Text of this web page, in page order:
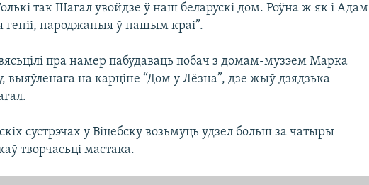
так Шагал увойдзе ў наш беларускі дом. Роўна ж як і Адам
народжаныя ў нашым краі”.
пра намер пабудаваць побач з домам-музэем Марка
выяўленага на карціне “Дом у Лёзна”, дзе жыў дзядзька
сустрэчах у Віцебску возьмуць удзел больш за чатыры
творчасьці мастака.